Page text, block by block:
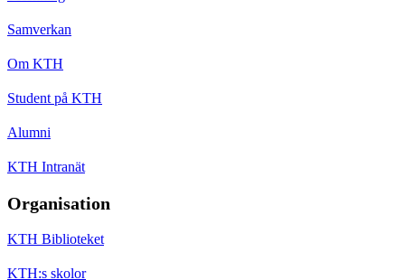
Samverkan
Om KTH
Student på KTH
Alumni
KTH Intranät
Organisation
KTH Biblioteket
KTH:s skolor